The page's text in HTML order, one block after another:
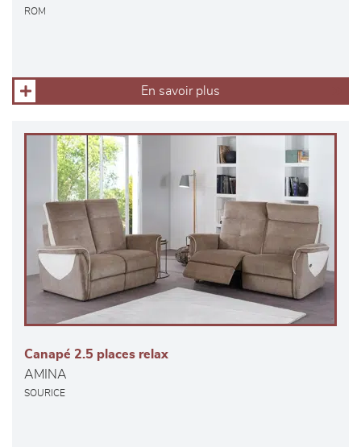
ROM
En savoir plus
Canapé 2.5 places relax
AMINA
SOURICE